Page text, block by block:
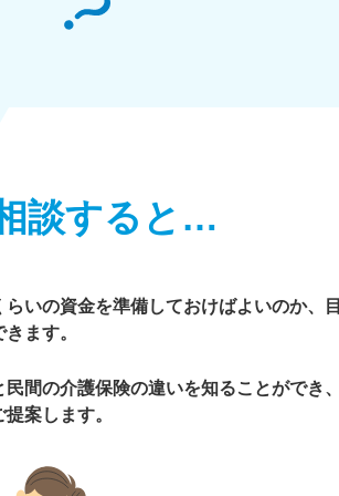
談すると…
いの資金を準備しておけばよいのか、目
ます。
間の介護保険の違いを知ることができ、
案します。